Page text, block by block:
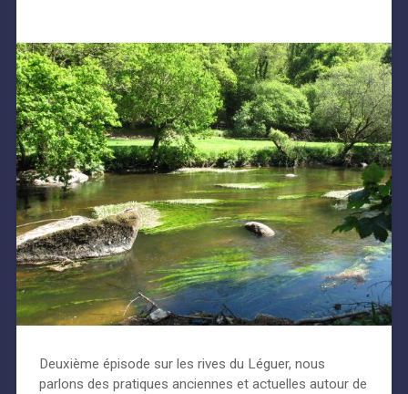
Deuxième épisode sur les rives du Léguer, nous
parlons des pratiques anciennes et actuelles autour de